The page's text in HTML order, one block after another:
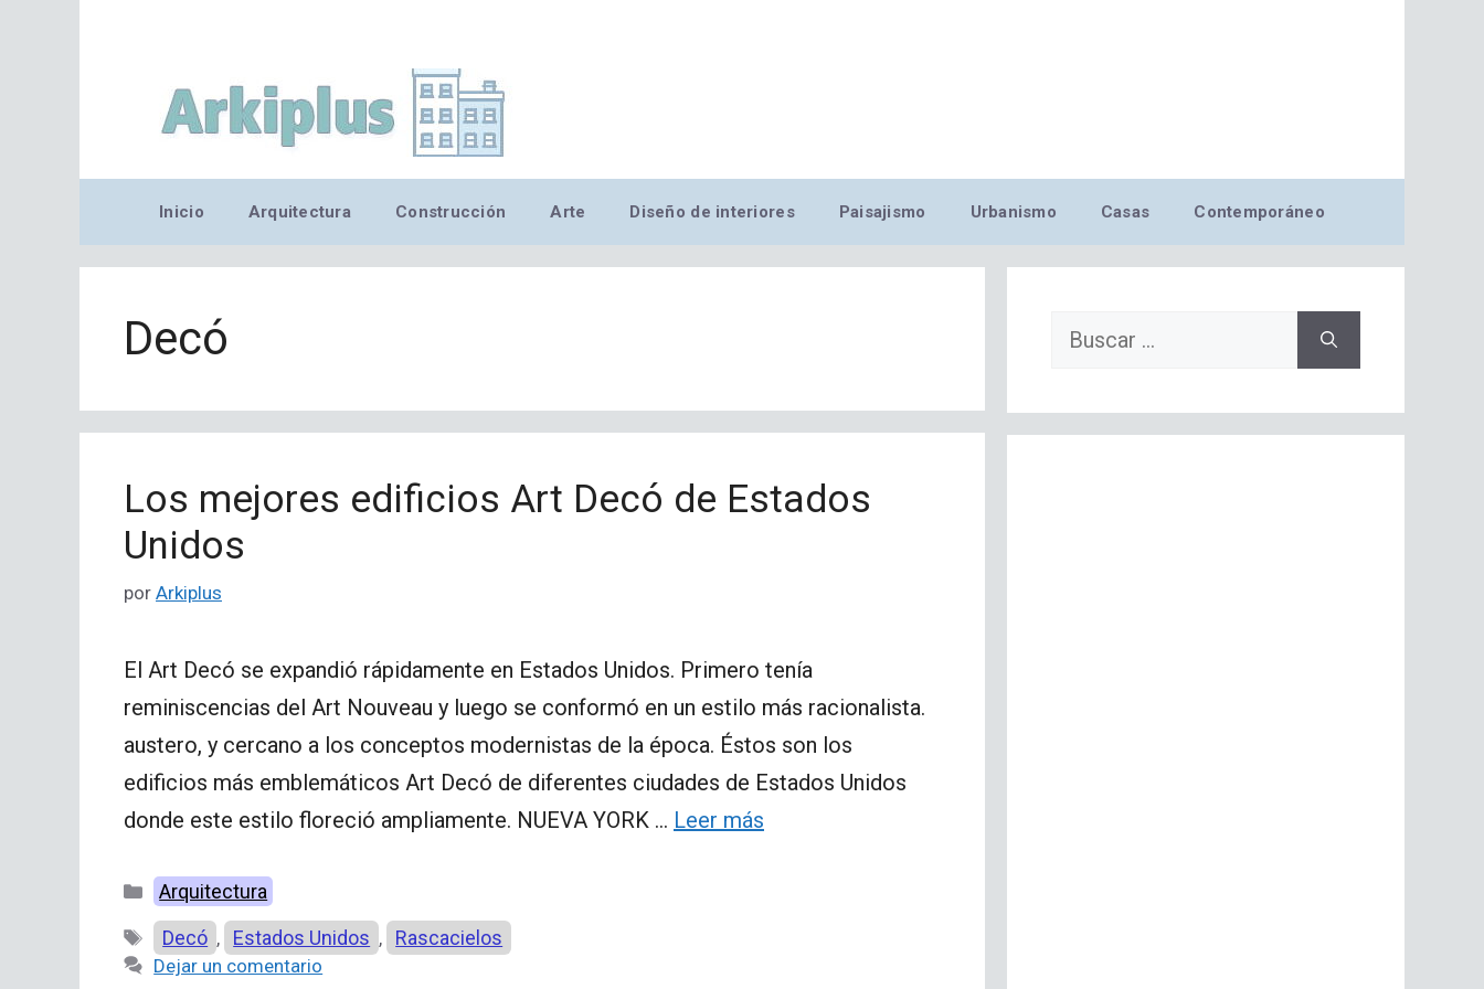
Inicio Arquitectura Construcción Arte Diseño de interiores Paisajismo Urbanismo Casas Contemporáneo
Decó
Los mejores edificios Art Decó de Estados
Unidos
por Arkiplus
El Art Decó se expandió rápidamente en Estados Unidos. Primero tenía
reminiscencias del Art Nouveau y luego se conformó en un estilo más racionalista.
austero, y cercano a los conceptos modernistas de la época. Éstos son los
edificios más emblemáticos Art Decó de diferentes ciudades de Estados Unidos
donde este estilo floreció ampliamente. NUEVA YORK … Leer más
Categorías
Arquitectura
Etiquetas
Decó , Estados Unidos , Rascacielos
Dejar un comentario
Buscar: